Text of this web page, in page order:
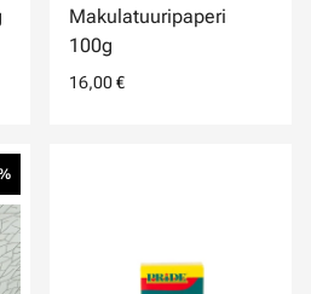
Makulatuuripaperi
100g
16,00 €